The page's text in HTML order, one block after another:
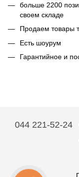
больше 2200
своем складе
Продаем товары
Есть шоурум
Гарантийное и
044 221-52-24